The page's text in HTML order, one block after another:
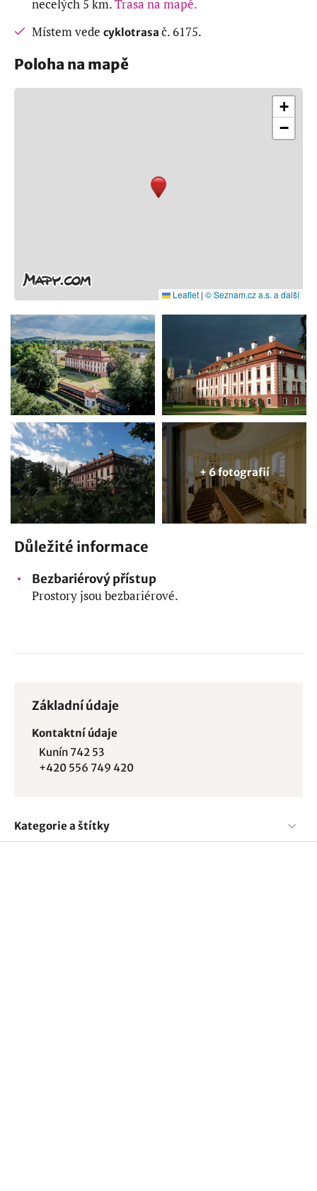
necelých 5 km.Trasa na mapě.
Místem vede cyklotrasa č. 6175.
Poloha na mapě
+
−
Leaflet | © Seznam.cz a.s. a další
+ 6 fotografií
Důležité informace
Bezbariérový přístup
Prostory jsou bezbariérové.
Základní údaje
Kontaktní údaje
Kunín 742 53
+420 556 749 420
Kategorie a štítky